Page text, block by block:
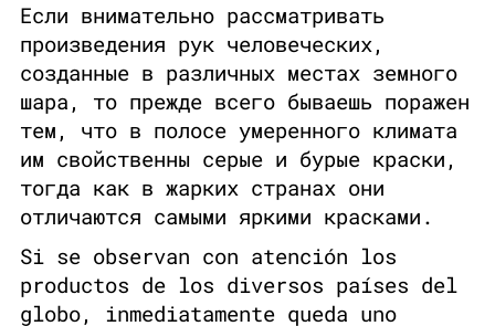
Если внимательно рассматривать
произведения рук человеческих,
созданные в различных местах земного
шара, то прежде всего бываешь поражен
тем, что в полосе умеренного климата
им свойственны серые и бурые краски,
тогда как в жарких странах они
отличаются самыми яркими красками.
Si se observan con atención los
productos de los diversos países del
globo, inmediatamente queda uno